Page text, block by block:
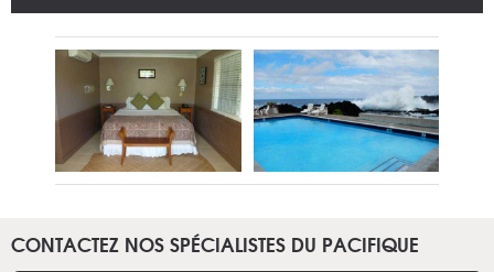
CONTACTEZ NOS SPÉCIALISTES DU PACIFIQUE